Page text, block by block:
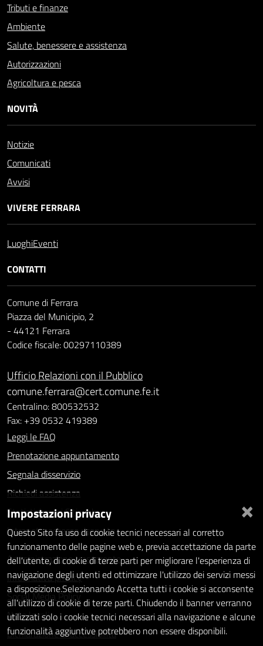
Tributi e finanze
Ambiente
Salute, benessere e assistenza
Autorizzazioni
Agricoltura e pesca
NOVITÀ
Notizie
Comunicati
Avvisi
VIVERE FERRARA
LuoghiEventi
CONTATTI
Comune di Ferrara
Piazza del Municipio, 2
- 44121 Ferrara
Codice fiscale: 00297110389
Ufficio Relazioni con il Pubblico
comune.ferrara@cert.comune.fe.it
Centralino: 800532532
Fax: +39 0532 419389
Leggi le FAQ
Prenotazione appuntamento
Segnala disservizio
Richiedi assistenza
Statistiche dei Siti web
Intranet - accesso riservato
Amministrazione trasparente
Informativa privacy
Social Media Policy
Note legali
Dichiarazione di accessibilità
×
Impostazioni privacy
Questo Sito fa uso di cookie tecnici necessari al corretto
funzionamento delle pagine web e, previa accettazione da parte
dell'utente, di cookie di terze parti per migliorare l'esperienza di
navigazione degli utenti ed ottimizzare l'utilizzo dei servizi messi
a disposizione.Selezionando Accetta tutti i cookie si acconsente
all'utilizzo di cookie di terze parti. Chiudendo il banner verranno
utilizzati solo i cookie tecnici necessari alla navigazione e alcune
funzionalità aggiuntive potrebbero non essere disponibili.